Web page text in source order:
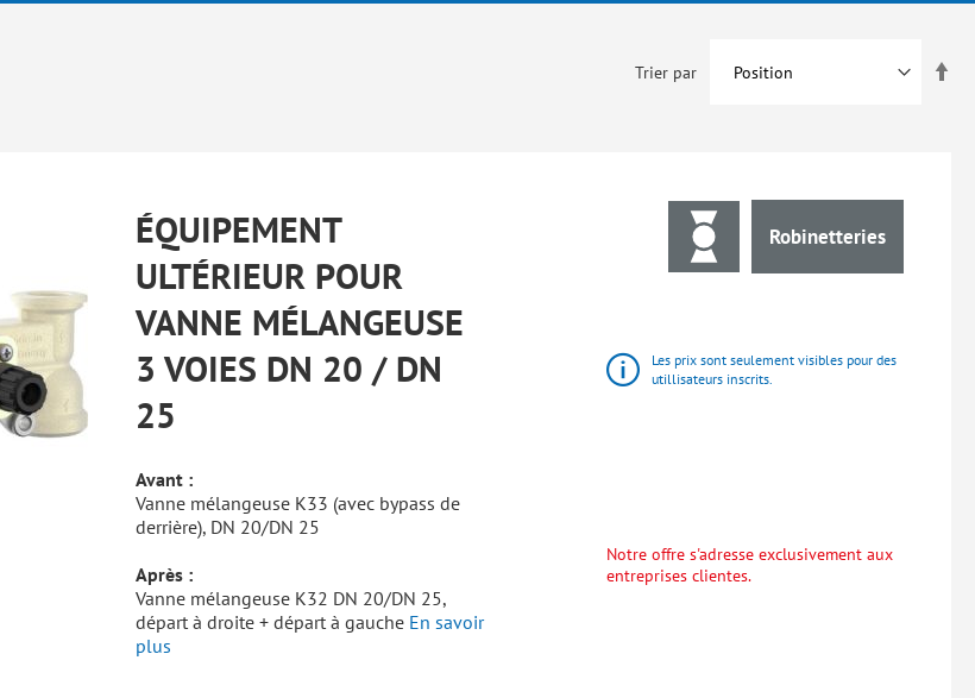
Trier par
ÉQUIPEMENT
ULTÉRIEUR POUR
VANNE MÉLANGEUSE
3 VOIES DN 20 / DN
25
Avant :
Vanne mélangeuse K33 (avec bypass de
derrière), DN 20/DN 25
Après :
Vanne mélangeuse K32 DN 20/DN 25,
départ à droite + départ à gauche En savoir
plus
Robinetteries
Les prix sont seulement visibles pour des
utillisateurs inscrits.
Notre offre s'adresse exclusivement aux
entreprises clientes.